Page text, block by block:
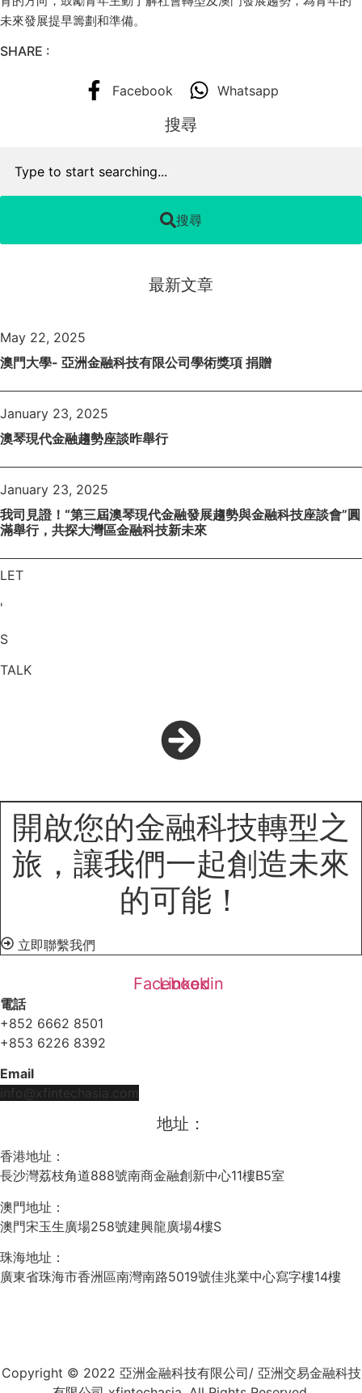
未來發展提早籌劃和準備。
SHARE :
Facebook Whatsapp
搜尋
搜尋
最新文章
May 22, 2025
澳門大學- 亞洲金融科技有限公司學術獎項 捐贈
January 23, 2025
澳琴現代金融趨勢座談昨舉行
January 23, 2025
我司見證！“第三屆澳琴現代金融發展趨勢與金融科技座談會”圓
滿舉行，共探大灣區金融科技新未來
LET
'
S
TALK
開啟您的金融科技轉型之
旅，讓我們一起創造未來
的可能！
立即聯繫我們
Facebook
Linkedin
電話
+852 6662 8501
+853 6226 8392
Email
info@xfintechasia.com
地址：
香港地址：
長沙灣荔枝角道888號南商金融創新中心11樓B5室
澳門地址：
澳門宋玉生廣場258號建興龍廣場4樓S
珠海地址：
廣東省珠海市香洲區南灣南路5019號佳兆業中心寫字樓14樓
Copyright © 2022 亞洲金融科技有限公司/ 亞洲交易金融科技